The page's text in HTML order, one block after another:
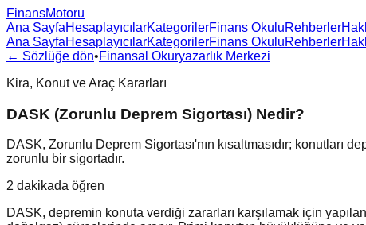
FinansMotoru
Ana SayfaHesaplayıcılarKategorilerFinans OkuluRehberler
Ana SayfaHesaplayıcılarKategorilerFinans OkuluRehberler
← Sözlüğe dön•Finansal Okuryazarlık Merkezi
Kira, Konut ve Araç Kararları
DASK (Zorunlu Deprem Sigortası) Nedir?
DASK, Zorunlu Deprem Sigortası'nın kısaltmasıdır; konutları
zorunlu bir sigortadır.
2 dakikada öğren
DASK, depremin konuta verdiği zararları karşılamak için